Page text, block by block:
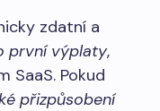
zdatní a
první výplaty,
SaaS. Pokud
přizpůsobení